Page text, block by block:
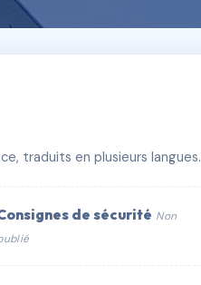
traduits en plusieurs langues.
de sécurité Non